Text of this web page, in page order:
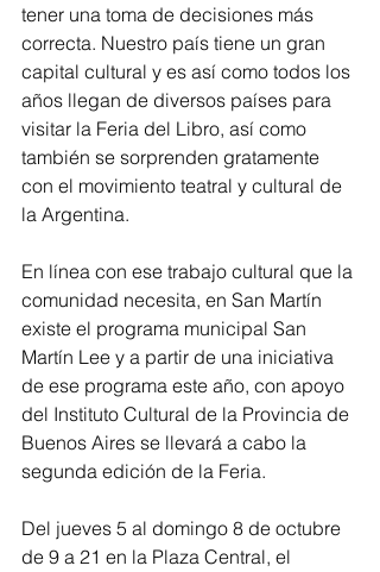
tener una toma de decisiones más
correcta. Nuestro país tiene un gran
capital cultural y es así como todos los
años llegan de diversos países para
visitar la Feria del Libro, así como
también se sorprenden gratamente
con el movimiento teatral y cultural de
la Argentina.
En línea con ese trabajo cultural que la
comunidad necesita, en San Martín
existe el programa municipal San
Martín Lee y a partir de una iniciativa
de ese programa este año, con apoyo
del Instituto Cultural de la Provincia de
Buenos Aires se llevará a cabo la
segunda edición de la Feria.
Del jueves 5 al domingo 8 de octubre
de 9 a 21 en la Plaza Central, el